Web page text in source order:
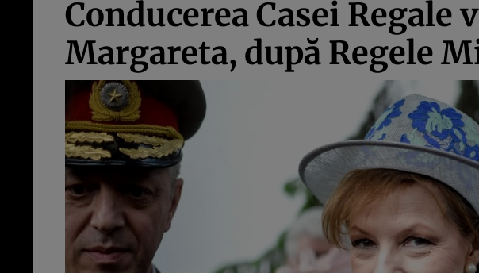
Conducerea Casei
Margareta, după Regele